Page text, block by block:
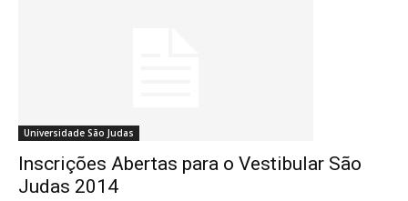
Universidade São Judas
Inscrições Abertas para o Vestibular São
Judas 2014